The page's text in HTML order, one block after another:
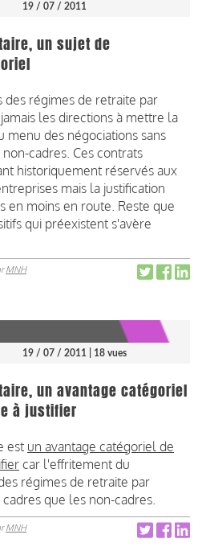
19 / 07 / 2011
un sujet de
des régimes de retraite par
les directions à mettre la
des négociations sans
cadres. Ces contrats
historiquement réservés aux
mais la justification
en moins en route. Reste que
qui préexistent s'avère
MNH
19 / 07 / 2011 | 18 vues
un avantage catégoriel
à justifier
est un avantage catégoriel de
car l'effritement du
régimes de retraite par
que les non-cadres.
MNH